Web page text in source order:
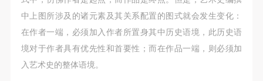
中上图所涉及的诸元素及其关系配置的图式就会发生变化：
在作者一端，必须加入作者所置身其中历史语境，此历史语
境对于作者具有优先性和首要性；而在作品一端，则必须加
入艺术史的整体语境。
当承当相应的全部责任，并主动赔偿相应的经济损
失。活动中任何非事故当事人及美术馆将不承担人身
事故的任何责任。
中央美术学院美术馆肖像权许可使用协议
当承当相应的全部责任，并主动赔偿相应的经济损
失。活动中任何非事故当事人及美术馆将不承担人身
事故的任何责任。
中央美术学院美术馆肖像权许可使用协议
当承当相应的全部责任，并主动赔偿相应的经济损
失。活动中任何非事故当事人及美术馆将不承担人身
事故的任何责任。
中央美术学院美术馆肖像权许可使用协议